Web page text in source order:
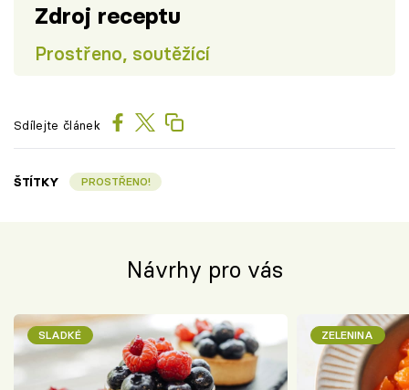
Zdroj receptu
Prostřeno, soutěžící
Sdílejte článek
ŠTÍTKY PROSTŘENO!
Návrhy pro vás
SLADKÉ ZELENINA